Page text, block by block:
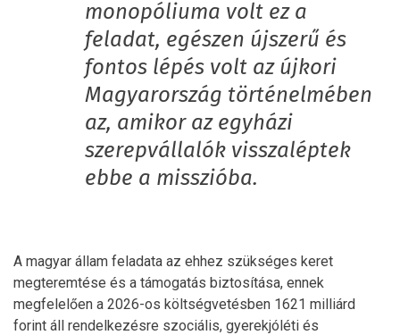
monopóliuma volt ez a
feladat, egészen újszerű és
fontos lépés volt az újkori
Magyarország történelmében
az, amikor az egyházi
szerepvállalók visszaléptek
ebbe a misszióba.
A magyar állam feladata az ehhez szükséges keret
megteremtése és a támogatás biztosítása, ennek
megfelelően a 2026-os költségvetésben 1621 milliárd
forint áll rendelkezésre szociális, gyerekjóléti és